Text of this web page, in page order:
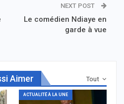
NEXT POST
Le comédien Ndiaye en
garde à vue
Tout
Aimer
ACTUALITÉ À LA UNE